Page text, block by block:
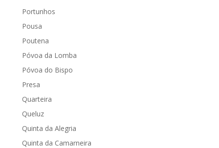
Portunhos
Pousa
Poutena
Póvoa da Lomba
Póvoa do Bispo
Presa
Quarteira
Queluz
Quinta da Alegria
Quinta da Camarneira